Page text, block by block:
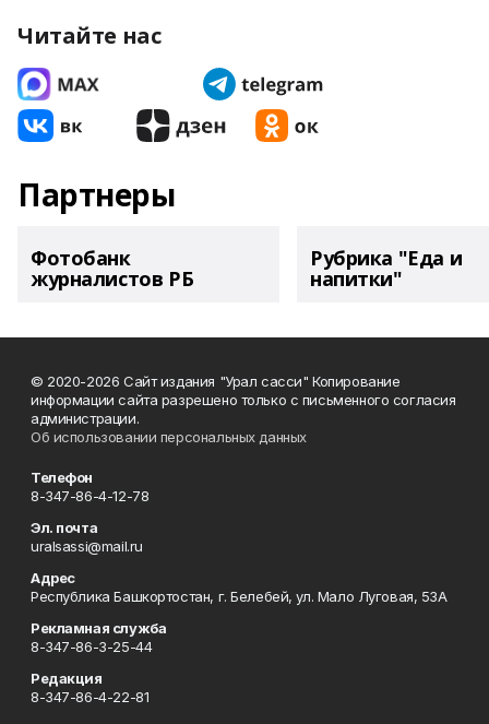
Читайте нас
Партнеры
Фотобанк
журналистов РБ
Рубрика "Еда и
напитки"
© 2020-2026 Сайт издания "Урал сасси" Копирование
информации сайта разрешено только с письменного согласия
администрации.
Об использовании персональных данных
Телефон
8-347-86-4-12-78
Эл. почта
uralsassi@mail.ru
Адрес
Республика Башкортостан, г. Белебей, ул. Мало Луговая, 53А
Рекламная служба
8-347-86-3-25-44
Редакция
8-347-86-4-22-81